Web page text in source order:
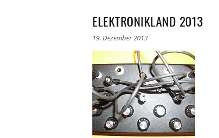
ELEKTRONIKLAND 2013
19. Dezember 2013